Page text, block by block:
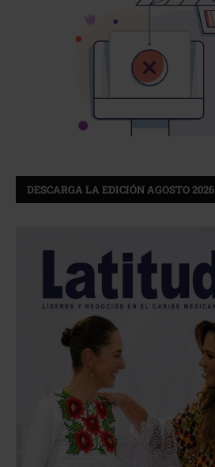
DESCARGA LA EDICIÓN AGOSTO 2026